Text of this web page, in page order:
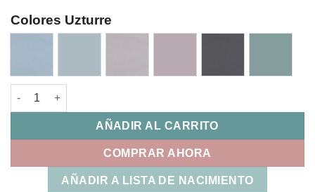
Colores Uzturre
Bolso Talega Neo Uzturre cantidad
AÑADIR AL CARRITO
COMPRAR AHORA
AÑADIR A LISTA DE NACIMIENTO